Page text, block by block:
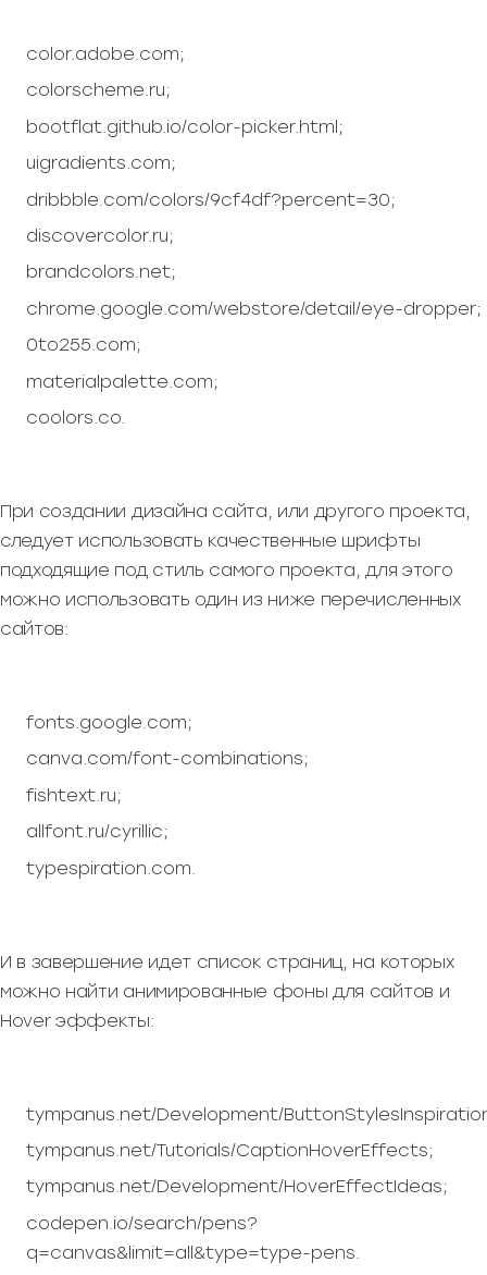
color.adobe.com;
colorscheme.ru;
bootflat.github.io/color-picker.html;
uigradients.com;
dribbble.com/colors/9cf4df?percent=30;
discovercolor.ru;
brandcolors.net;
chrome.google.com/webstore/detail/eye-dropper;
0to255.com;
materialpalette.com;
coolors.co.
При создании дизайна сайта, или другого проекта,
следует использовать качественные шрифты
подходящие под стиль самого проекта, для этого
можно использовать один из ниже перечисленных
сайтов:
fonts.google.com;
canva.com/font-combinations;
fishtext.ru;
allfont.ru/cyrillic;
typespiration.com.
И в завершение идет список страниц, на которых
можно найти анимированные фоны для сайтов и
Hover эффекты:
tympanus.net/Development/
tympanus.net/Tutorials/CaptionHoverEffects;
tympanus.net/Development/HoverEffectIdeas;
codepen.io/search/pens?
q=canvas&limit=all&type=type-pens.